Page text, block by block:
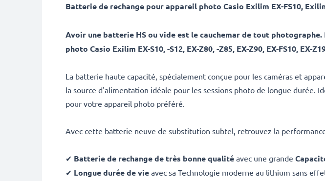
Batterie de rechange pour appareil photo Casio Exilim EX-FS10,
Avoir une batterie HS ou vide est le cauchemar de tout
photo Casio Exilim EX-S10, -S12, EX-Z80, -Z85, EX-Z90, EX-FS10, EX-
La batterie haute capacité, spécialement conçue pour les caméras et
la source d'alimentation idéale pour les sessions photo de longue durée.
pour votre appareil photo préféré.
Avec cette batterie neuve de substitution subtel, retrouvez la
✔ Batterie de rechange de très bonne qualité avec une grande
✔ Longue durée de vie avec sa Technologie moderne au lithium sans